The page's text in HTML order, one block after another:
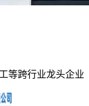
等跨行业龙头企业